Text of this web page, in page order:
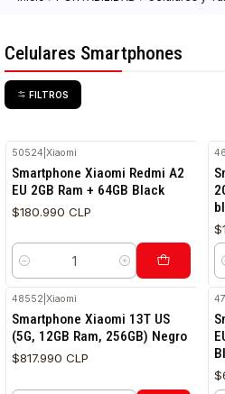
Celulares Smartphones
FILTROS
50524 |Xiaomi
Smartphone Xiaomi Redmi A2
EU 2GB Ram + 64GB Black
$180.990 CLP
Cantidad
48552 |Xiaomi
Smartphone Xiaomi 13T US
(5G, 12GB Ram, 256GB) Negro
$817.990 CLP